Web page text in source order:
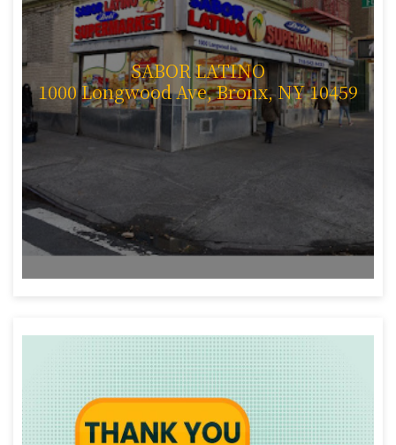
SABOR LATINO
1000 Longwood Ave, Bronx, NY 10459